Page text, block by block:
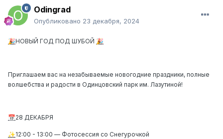
Odingrad
Опубликовано 23 декабря, 2024
🎉НОВЫЙ ГОД ПОД ШУБОЙ 🎉
Приглашаем вас на незабываемые новогодние праздники, полные
волшебства и радости в Одинцовский парк им. Лазутиной!
📅28 ДЕКАБРЯ
✨12:00 - 13:00 — Фотосессия со Снегурочкой